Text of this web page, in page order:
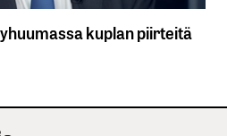
kuplan piirteitä